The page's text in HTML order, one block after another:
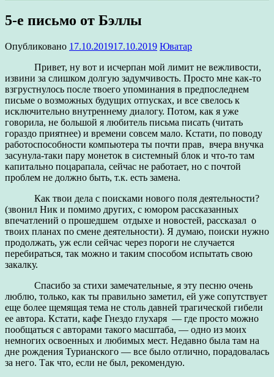
5-е письмо от Бэллы
Опубликовано 17.10.201917.10.2019 Юватар
Привет, ну вот и исчерпан мой лимит не вежливости,
извини за слишком долгую задумчивость. Просто мне как-то
взгрустнулось после твоего упоминания в предпоследнем
письме о возможных будущих отпусках, и все свелось к
исключительно внутреннему диалогу. Потом, как я уже
говорила, не большой я любитель письма писать (читать
гораздо приятнее) и времени совсем мало. Кстати, по поводу
работоспособности компьютера ты почти прав, вчера внучка
засунула-таки пару монеток в системный блок и что-то там
капитально поцарапала, сейчас не работает, но с почтой
проблем не должно быть, т.к. есть замена.
Как твои дела с поисками нового поля деятельности?
(звонил Ник и помимо других, с юмором рассказанных
впечатлений о прошедшем отдыхе и новостей, рассказал о
твоих планах по смене деятельности). Я думаю, поиски нужно
продолжать, уж если сейчас через пороги не случается
перебираться, так можно и таким способом испытать свою
закалку.
Спасибо за стихи замечательные, я эту песню очень
люблю, только, как ты правильно заметил, ей уже сопутствует
еще более щемящая тема не столь давней трагической гибели
ее автора. Кстати, кафе Гнездо глухаря — где просто можно
пообщаться с авторами такого масштаба, — одно из моих
немногих освоенных и любимых мест. Недавно была там на
дне рождения Турианского — все было отлично, порадовалась
за него. Так что, если не был, рекомендую.